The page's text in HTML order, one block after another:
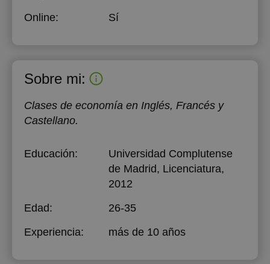
Online: Sí
Sobre mi:
Clases de economía en Inglés, Francés y
Castellano.
Educación:
Universidad Complutense
de Madrid, Licenciatura,
2012
Edad:
26-35
Experiencia:
más de 10 años